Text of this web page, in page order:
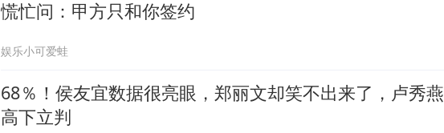
总书记关心百姓身边这些民生大事
慌忙问：甲方只和你签约
娱乐小可爱蛙
68％！侯友宜数据很亮眼，郑丽文却笑不出来了，卢秀燕
高下立判